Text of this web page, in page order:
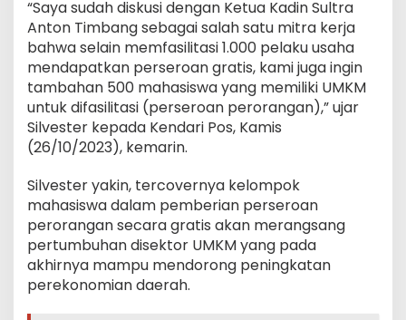
“Saya sudah diskusi dengan Ketua Kadin Sultra
Anton Timbang sebagai salah satu mitra kerja
bahwa selain memfasilitasi 1.000 pelaku usaha
mendapatkan perseroan gratis, kami juga ingin
tambahan 500 mahasiswa yang memiliki UMKM
untuk difasilitasi (perseroan perorangan),” ujar
Silvester kepada Kendari Pos, Kamis
(26/10/2023), kemarin.
Silvester yakin, tercovernya kelompok
mahasiswa dalam pemberian perseroan
perorangan secara gratis akan merangsang
pertumbuhan disektor UMKM yang pada
akhirnya mampu mendorong peningkatan
perekonomian daerah.